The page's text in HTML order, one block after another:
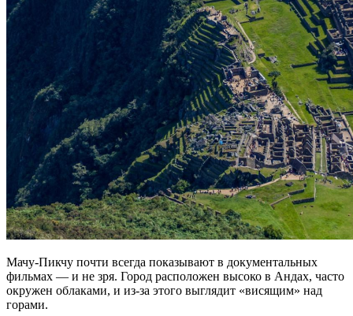
Мачу-Пикчу почти всегда показывают в документальных
фильмах — и не зря. Город расположен высоко в Андах, часто
окружен облаками, и из-за этого выглядит «висящим» над
горами.